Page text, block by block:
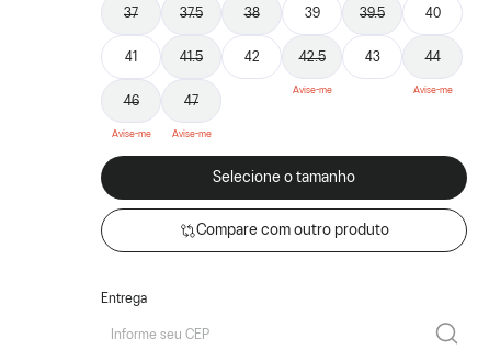
37 37.5 38 39 39.5 40
41 41.5 42 42.5 43 44
46 47
Selecione o tamanho
Compare com outro produto
Entrega